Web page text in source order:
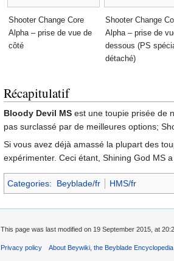
Shooter Change Core
Alpha – prise de vue de
côté
Shooter Change
Alpha – prise de
dessous (PS
détaché)
Récapitulatif
Bloody Devil MS est une toupie prisée de
pas surclassé par de meilleures options;
Si vous avez déjà amassé la plupart des
expérimenter. Ceci étant, Shining God MS
Categories: Beyblade/fr HMS/fr
This page was last modified on 19 September 2015, at
Privacy policy About Beywiki, the Beyblade